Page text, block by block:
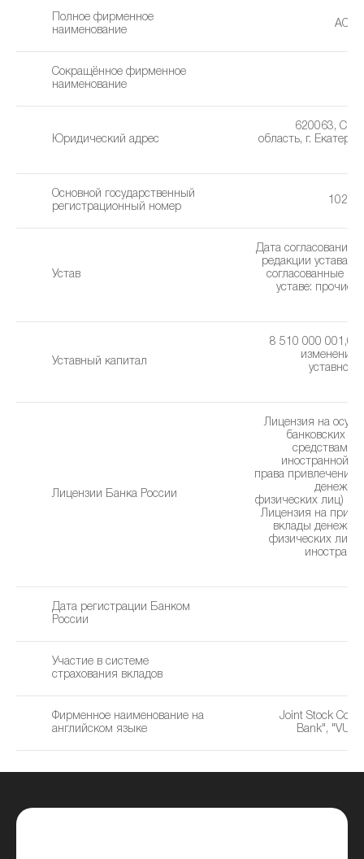
Полное фирменное
наименование
АО
Сокращённое фирменное
наименование
Юридический адрес
620063,
область, г.
Основной государственный
регистрационный номер
Устав
Дата согласования
редакции устава:
cогласованные
уставe: прочие
Уставный капитал
8 510 000 001,00
изменения
уставного
Лицензии Банка России
Лицензия на
банковских
средствами
иностранной
права привлечения
физических лиц)
Лицензия на
вклады
физических лиц
Дата регистрации Банком
России
Участие в системе
страхования вкладов
Фирменное наименование на
английском языке
Joint Stock
Bank", "VUZ